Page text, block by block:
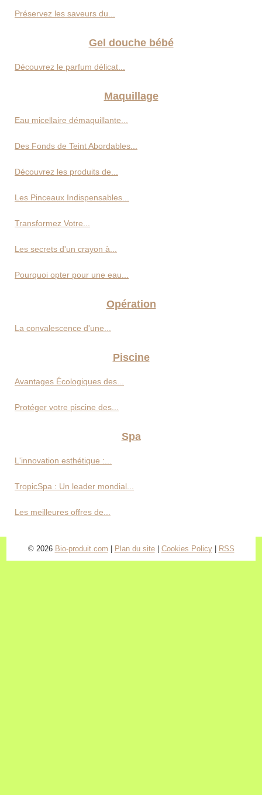
Préservez les saveurs du...
Gel douche bébé
Découvrez le parfum délicat...
Maquillage
Eau micellaire démaquillante...
Des Fonds de Teint Abordables...
Découvrez les produits de...
Les Pinceaux Indispensables...
Transformez Votre...
Les secrets d'un crayon à...
Pourquoi opter pour une eau...
Opération
La convalescence d'une...
Piscine
Avantages Écologiques des...
Protéger votre piscine des...
Spa
L'innovation esthétique :...
TropicSpa : Un leader mondial...
Les meilleures offres de...
© 2026 Bio-produit.com Plan du site| Cookies Policy| RSS